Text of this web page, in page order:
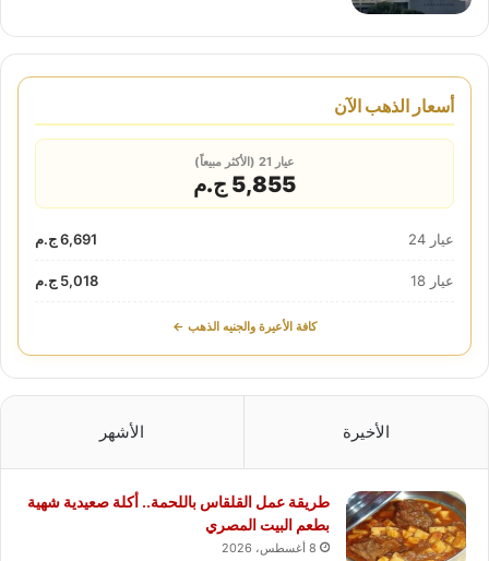
أسعار الذهب الآن
عيار 21 (الأكثر مبيعاً)
5,855 ج.م
عيار 24 6,691 ج.م
عيار 18 5,018 ج.م
كافة الأعيرة والجنيه الذهب ←
الأخيرة الأشهر
طريقة عمل القلقاس باللحمة.. أكلة صعيدية شهية
بطعم البيت المصري
8 أغسطس، 2026